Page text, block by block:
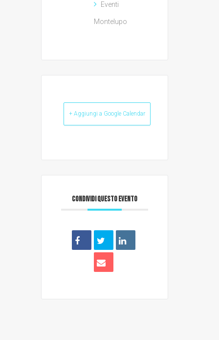
Eventi
Montelupo
+ Aggiungi a Google Calendar
CONDIVIDI QUESTO EVENTO